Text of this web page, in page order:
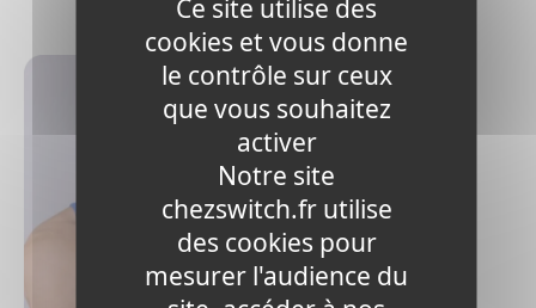
Raphaël
MONNY
Champion de
France
2023 Boxe
Découvrir
Ce site utilise des
cookies et vous donne
le contrôle sur ceux
que vous souhaitez
activer
Notre site
chezswitch.fr utilise
des cookies pour
mesurer l'audience du